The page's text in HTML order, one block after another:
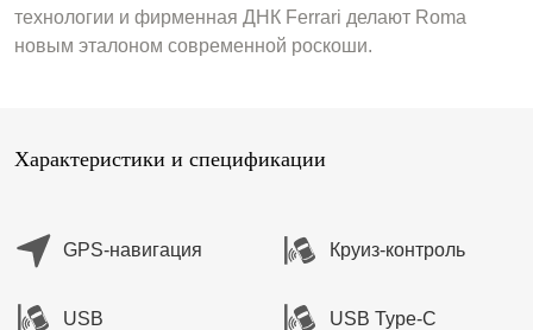
технологии и фирменная ДНК Ferrari делают Roma
новым эталоном современной роскоши.
Характеристики и спецификации
GPS-навигация Круиз-контроль
USB USB Type-C